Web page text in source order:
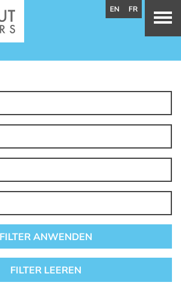
FILTER ANWENDEN
FILTER LEEREN
EN FR